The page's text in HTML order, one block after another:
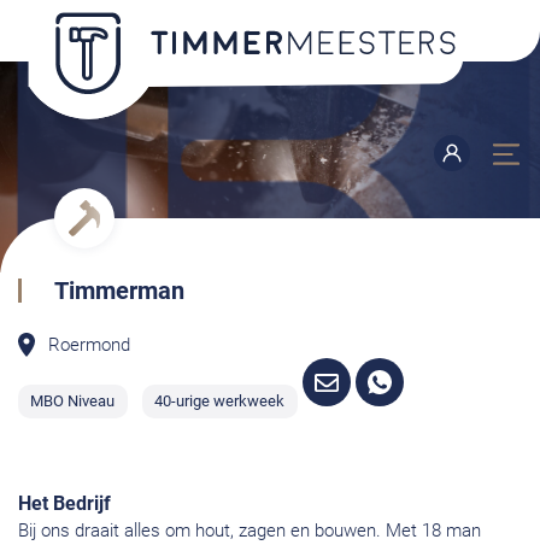
Timmerman
Roermond
MBO Niveau 40-urige werkweek
Het Bedrijf
Bij ons draait alles om hout, zagen en bouwen. Met 18 man